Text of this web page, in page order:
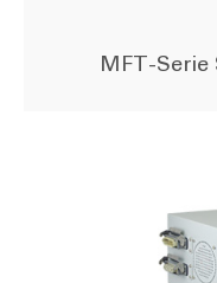
MFT-